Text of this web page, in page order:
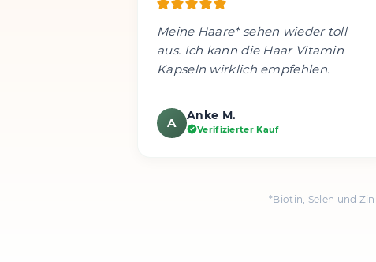
Meine Haare* sehen wieder toll
aus. Ich kann die Haar Vitamin
Kapseln wirklich empfehlen.
A
Anke M.
Verifizierter Kauf
*Biotin, Selen und